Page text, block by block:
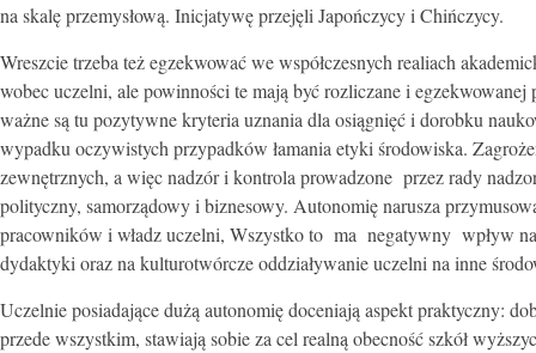
na skalę przemysłową. Inicjatywę przejęli Japończycy i Chińczycy.
Wreszcie trzeba też egzekwować we współczesnych realiach
wobec uczelni, ale powinności te mają być rozliczane i
ważne są tu pozytywne kryteria uznania dla osiągnięć i dorobku
wypadku oczywistych przypadków łamania etyki środowiska.
zewnętrznych, a więc nadzór i kontrola prowadzone przez rady
polityczny, samorządowy i biznesowy. Autonomię narusza
pracowników i władz uczelni, Wszystko to ma negatywny wpływ
dydaktyki oraz na kulturotwórcze oddziaływanie uczelni na inne
Uczelnie posiadające dużą autonomię doceniają aspekt praktyczny:
przede wszystkim, stawiają sobie za cel realną obecność szkół